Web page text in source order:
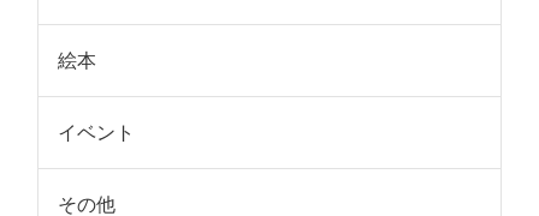
絵本
イベント
その他